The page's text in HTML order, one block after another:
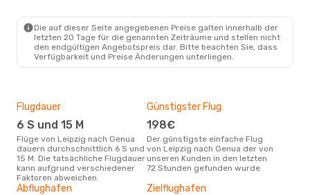
2 Zwischenstopps
GOA- LEJ
Die auf dieser Seite angegebenen Preise galten innerhalb der
letzten 20 Tage für die genannten Zeiträume und stellen nicht
den endgültigen Angebotspreis dar. Bitte beachten Sie, dass
Verfügbarkeit und Preise Änderungen unterliegen.
Flugdauer
6 S und 15 M
Flüge von Leipzig nach Genua
dauern durchschnittlich 6 S und
15 M. Die tatsächliche Flugdauer
kann aufgrund verschiedener
Faktoren abweichen.
Günstigster Flug
198€
Der günstigste einfache Flug
von Leipzig nach Genua der von
unseren Kunden in den letzten
72 Stunden gefunden wurde
Abflughafen Zielflughafen